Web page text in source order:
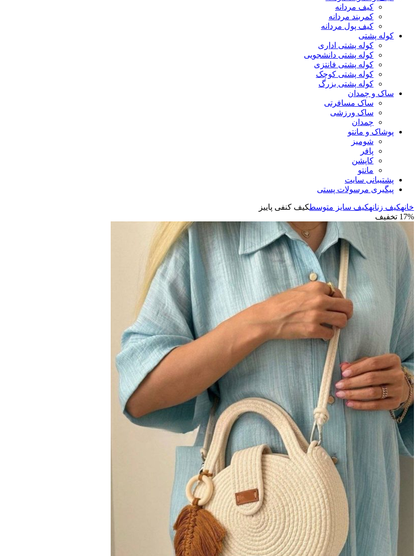
کیف مردانه
کمربند مردانه
کیف پول مردانه
کوله پشتی
کوله پشتی اداری
کوله پشتی دانشجویی
کوله پشتی فانتزی
کوله پشتی کوچک
کوله پشتی بزرگ
ساک و چمدان
ساک مسافرتی
ساک ورزشی
چمدان
پوشاک و مانتو
شومیز
پافر
کاپشن
مانتو
پشتیبانی سایت
پیگیری مرسولات پستی
خانهکیف زنانهکیف سایز متوسطکیف کنفی پاییز
17% تخفیف